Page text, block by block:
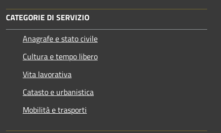
CATEGORIE DI SERVIZIO
Anagrafe e stato civile
Cultura e tempo libero
Vita lavorativa
Catasto e urbanistica
Mobilità e trasporti